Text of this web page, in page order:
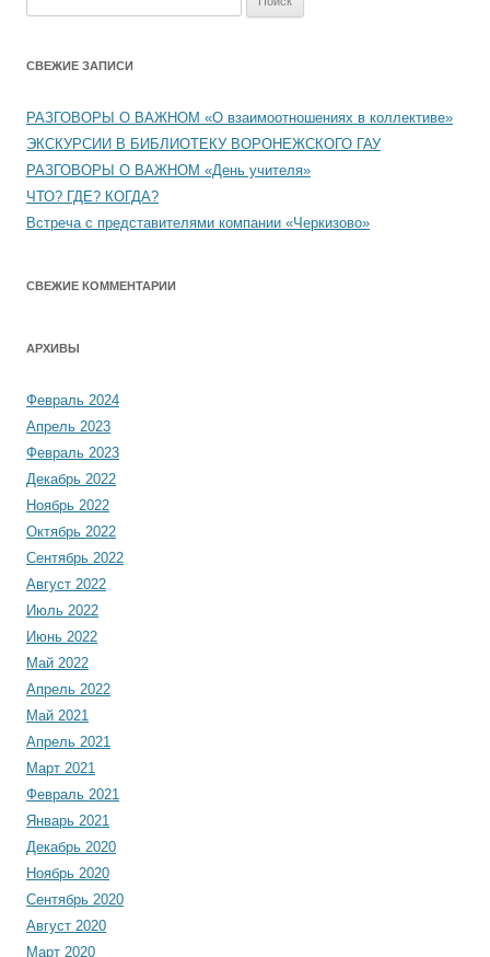
СВЕЖИЕ ЗАПИСИ
РАЗГОВОРЫ О ВАЖНОМ «О взаимоотношениях в коллективе»
ЭКСКУРСИИ В БИБЛИОТЕКУ ВОРОНЕЖСКОГО ГАУ
РАЗГОВОРЫ О ВАЖНОМ «День учителя»
ЧТО? ГДЕ? КОГДА?
Встреча с представителями компании «Черкизово»
СВЕЖИЕ КОММЕНТАРИИ
АРХИВЫ
Февраль 2024
Апрель 2023
Февраль 2023
Декабрь 2022
Ноябрь 2022
Октябрь 2022
Сентябрь 2022
Август 2022
Июль 2022
Июнь 2022
Май 2022
Апрель 2022
Май 2021
Апрель 2021
Март 2021
Февраль 2021
Январь 2021
Декабрь 2020
Ноябрь 2020
Сентябрь 2020
Август 2020
Март 2020